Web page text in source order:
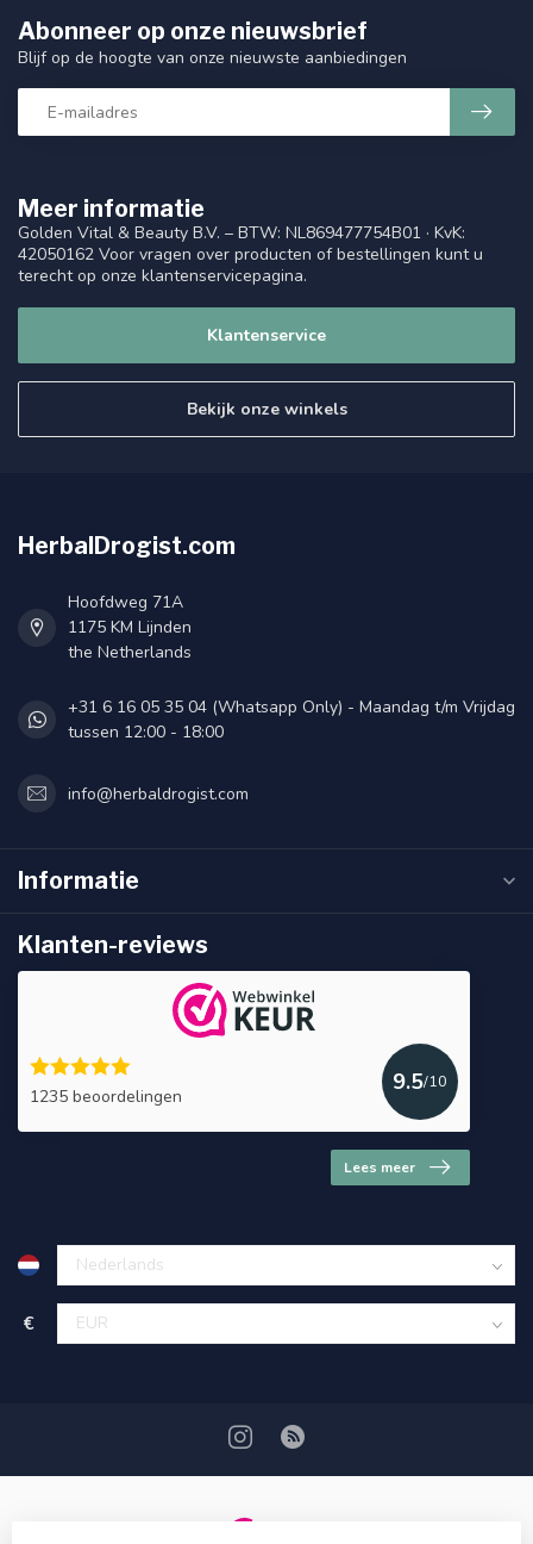
Meer informatie
Golden Vital & Beauty B.V. – BTW: NL869477754B01 · KvK:
42050162 Voor vragen over producten of bestellingen kunt u
terecht op onze klantenservicepagina.
Klantenservice
Bekijk onze winkels
Abonneer op onze nieuwsbrief
Blijf op de hoogte van onze nieuwste aanbiedingen
HerbalDrogist.com
Hoofdweg 71A
1175 KM Lijnden
the Netherlands
+31 6 16 05 35 04 (Whatsapp Only) - Maandag t/m Vrijdag
tussen 12:00 - 18:00
info@herbaldrogist.com
Informatie
Klanten-reviews
1235 beoordelingen
9.5/10
Lees meer
€